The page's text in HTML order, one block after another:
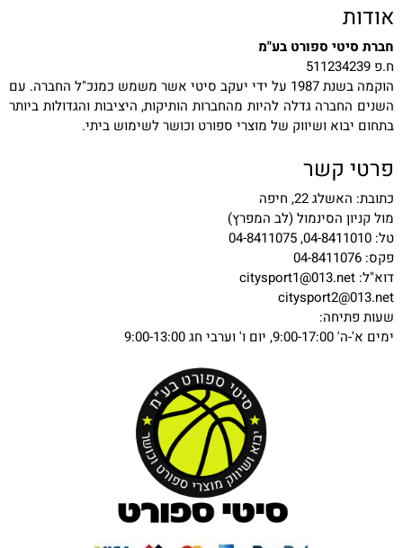
אודות
חברת סיטי ספורט בע"מ
ח.פ 511234239
הוקמה בשנת 1987 על ידי יעקב סיטי אשר משמש כמנכ"ל החברה. עם
השנים החברה גדלה להיות מהחברות הותיקות, היציבות והגדולות ביותר
בתחום יבוא ושיווק של מוצרי ספורט וכושר לשימוש ביתי.
פרטי קשר
כתובת: האשלג 22, חיפה
מול קניון הסינמול (לב המפרץ)
טל: 04-8411010, 04-8411075
פקס: 04-8411076
דוא"ל: citysport1@013.net
citysport2@013.net
שעות פתיחה:
ימים א'-ה' 9:00-17:00, יום ו' וערבי חג 9:00-13:00